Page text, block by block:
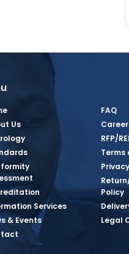
Us
Services
& Events
FAQ
RFP/
Terms
Policy
Legal